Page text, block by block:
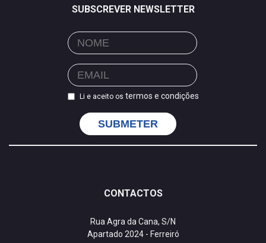
SUBSCREVER NEWSLETTER
Li e aceito os termos e condições
SUBMETER
CONTACTOS
Rua Agra da Cana, S/N
Apartado 2024 - Ferreiró